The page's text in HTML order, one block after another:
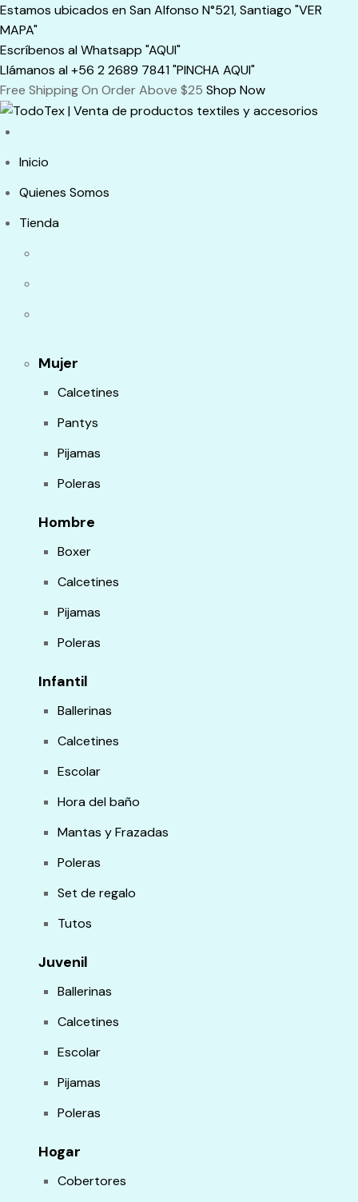
Skip
to
content
Estamos ubicados en San Alfonso N°521, Santiago "VER
MAPA"
Escríbenos al Whatsapp "AQUI"
Llámanos al +56 2 2689 7841 "PINCHA AQUI"
Free Shipping On Order Above $25 Shop Now
Inicio
Quienes Somos
Tienda
Mujer
Calcetines
Pantys
Pijamas
Poleras
Hombre
Boxer
Calcetines
Pijamas
Poleras
Infantil
Ballerinas
Calcetines
Escolar
Hora del baño
Mantas y Frazadas
Poleras
Set de regalo
Tutos
Juvenil
Ballerinas
Calcetines
Escolar
Pijamas
Poleras
Hogar
Cobertores